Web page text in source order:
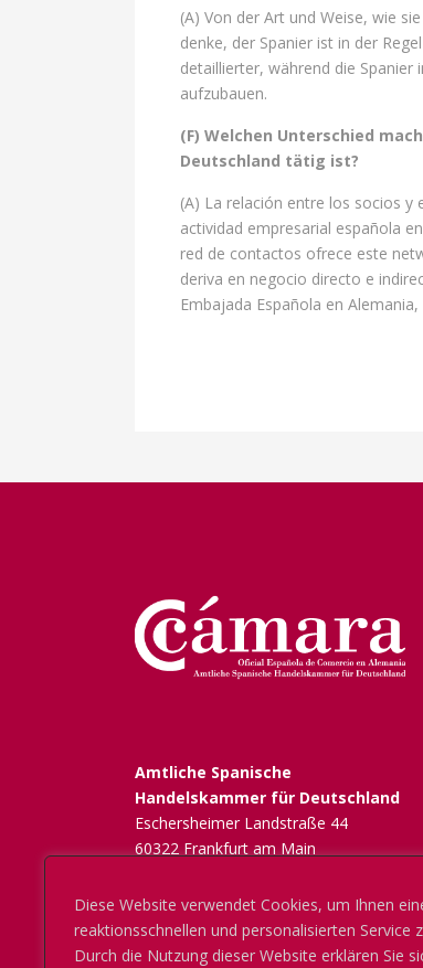
Diese Website verwendet Cookies, um Ihnen
reaktionsschnellen und personalisierten Service
Durch die Nutzung dieser Website erklären Sie
(A) Von der Art und Weise, wie
denke, der Spanier ist in der
detaillierter, während die Spanier
aufzubauen.
(F) Welchen Unterschied
Deutschland tätig ist?
(A) La relación entre los socios y
actividad empresarial española
red de contactos ofrece este
deriva en negocio directo e
Embajada Española en
Amtliche Spanische
Handelskammer für Deutschland
Eschersheimer Landstraße 44
60322 Frankfurt am Main
mail@coeca.de
www.coeca.de